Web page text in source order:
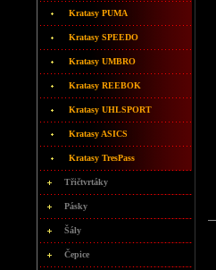
Kratasy PUMA
Kratasy SPEEDO
Kratasy UMBRO
Kratasy REEBOK
Kratasy UHLSPORT
Kratasy ASICS
Kratasy TresPass
Třičtvrtáky
Pásky
Šály
Čepice